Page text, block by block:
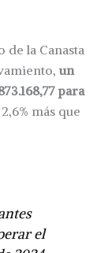
la Canasta
un
para
2,6% más que
el